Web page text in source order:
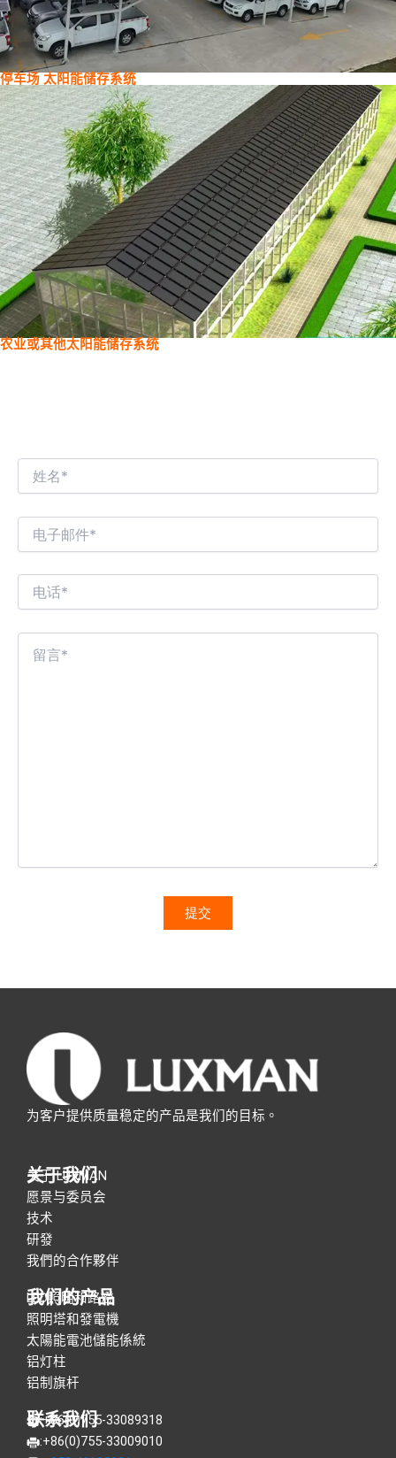
停车场 太阳能储存系统
农业或其他太阳能储存系统
为客户提供质量稳定的产品是我们的目标。
关于我们
关于 LUXMAN
愿景与委员会
技术
研發
我們的合作夥伴
我们的产品
LED照明和路燈
照明塔和發電機
太陽能電池儲能係統
铝灯柱
铝制旗杆
联系我们
:+86(0)755-33089318
:+86(0)755-33009010